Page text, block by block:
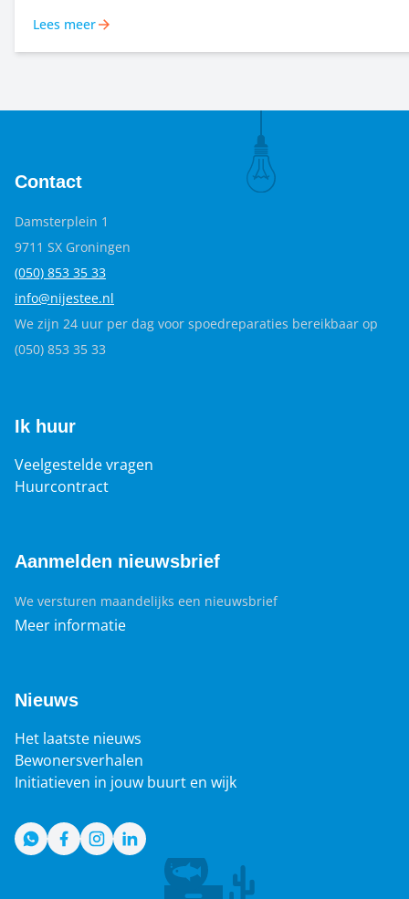
werken we vanaf het begin samen met kleuranalist
Lees meer
Contact
Damsterplein 1
9711 SX Groningen
(050) 853 35 33
info@nijestee.nl
We zijn 24 uur per dag voor spoedreparaties bereikbaar op
(050) 853 35 33
Ik huur
Veelgestelde vragen
Huurcontract
Aanmelden nieuwsbrief
We versturen maandelijks een nieuwsbrief
Meer informatie
Nieuws
Het laatste nieuws
Bewonersverhalen
Initiatieven in jouw buurt en wijk
WhatsApp
Facebook
Instagram
LinkedIn